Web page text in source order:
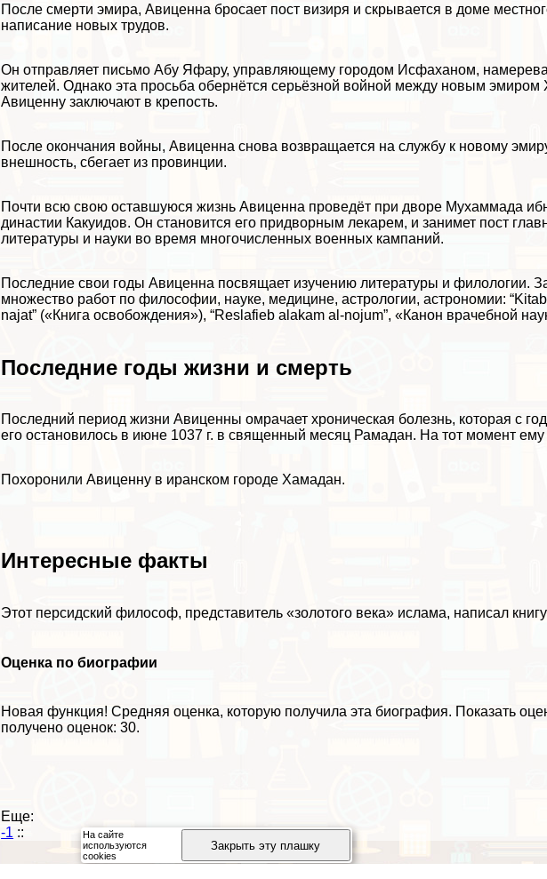
После cмepти эмира, Авиценна бросает пост визиря и скрывается в доме
написание новых трудов.
Он отправляет письмо Абу Яфару, управляющему городом Исфаханом,
жителей. Однако эта просьба обернётся серьёзной войной между новым
Авиценну заключают в крепость.
После окончания войны, Авиценна снова возвращается на службу к новому
внешность, сбегает из провинции.
Почти всю свою оставшуюся жизнь Авиценна проведёт при дворе Мухаммада
династии Какуидов. Он становится его придворным лекарем, и занимет пост
литературы и науки во время многочисленных военных кампаний.
Последние свои годы Авиценна посвящает изучению литературы и филологии.
множество работ по философии, науке, медицине, астрологии, астрономии:
najat” («Книга освобождения»), “Reslafieb alakam al-nojum”, «Канон врачебной
Последние годы жизни и cмepть
Последний период жизни Авиценны омрачает хроническая болезнь, которая с
его остановилось в июне 1037 г. в священный месяц Рамадан. На тот момент ему
Похоронили Авиценну в иранском городе Хамадан.
Интересные факты
Этот персидский философ, представитель «золотого века» ислама, написал
Оценка по биографии
Новая функция! Средняя оценка, которую получила эта биография. Показать
получено оценок: 30.
Еще:
-1 ::
На сайте
используются
cookies
Закрыть эту плашку